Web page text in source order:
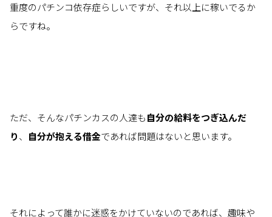
重度のパチンコ依存症らしいですが、それ以上に稼いでるか
らですね。
ただ、そんなパチンカスの人達も自分の給料をつぎ込んだ
り、 自分が抱える借金であれば問題はないと思います。
それによって誰かに迷惑をかけていないのであれば、趣味や